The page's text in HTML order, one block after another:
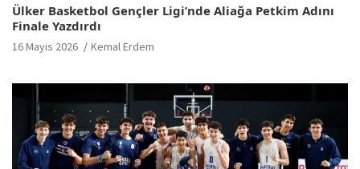
Ülker Basketbol Gençler Ligi’nde Aliağa Petkim Adını
Finale Yazdırdı
16 Mayıs 2026 Kemal Erdem